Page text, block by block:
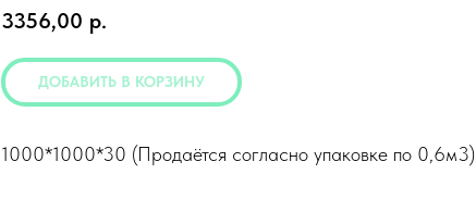
3356,00 р.
ДОБАВИТЬ В КОРЗИНУ
1000*1000*30 (Продаётся согласно упаковке по 0,6м3)